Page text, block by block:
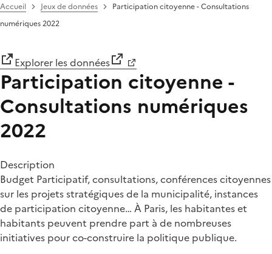
Accueil Jeux de données
Participation citoyenne - Consultations
numériques 2022
Explorer les données
Participation citoyenne -
Consultations numériques
2022
Description
Budget Participatif, consultations, conférences citoyennes
sur les projets stratégiques de la municipalité, instances
de participation citoyenne… À Paris, les habitantes et
habitants peuvent prendre part à de nombreuses
initiatives pour co-construire la politique publique.